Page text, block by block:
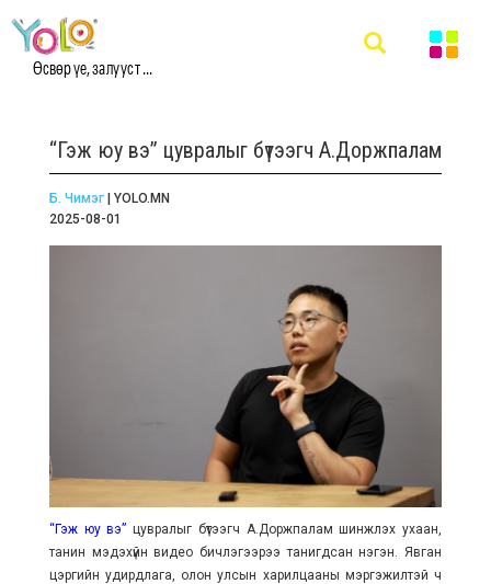
Өсвөр үе, залууст ...
“Гэж юу вэ” цувралыг бүтээгч А.Доржпалам
Б. Чимэг| YOLO.MN
2025-08-01
“Гэж юу вэ” цувралыг бүтээгч А.Доржпалам шинжлэх ухаан,
танин мэдэхүйн видео бичлэгээрээ танигдсан нэгэн. Явган
цэргийн удирдлага, олон улсын харилцааны мэргэжилтэй ч